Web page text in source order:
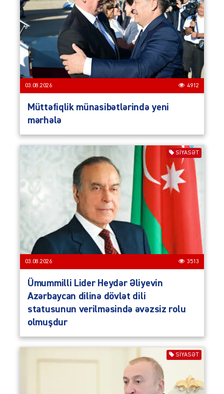
03.08.2026 4912
Müttəfiqlik münasibətlərində yeni
mərhələ
SIYASƏT
03.08.2026 3513
Ümummilli Lider Heydər Əliyevin
Azərbaycan dilinə dövlət dili
statusunun verilməsində əvəzsiz rolu
olmuşdur
SIYASƏT